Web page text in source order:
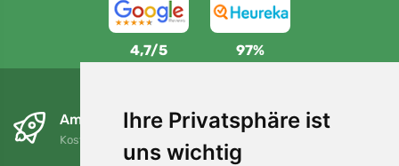
Ihre Privatsphäre ist
uns wichtig
4,7/5 97%
Am nächsten Tag und kostenlos
Kostenloser Versand für Bestellungen über 80 EUR